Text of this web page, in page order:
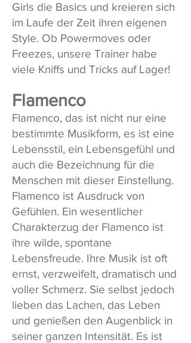
Girls die Basics und kreieren sich
im Laufe der Zeit ihren eigenen
Style. Ob Powermoves oder
Freezes, unsere Trainer habe
viele Kniffs und Tricks auf Lager!
Flamenco
Flamenco, das ist nicht nur eine
bestimmte Musikform, es ist eine
Lebensstil, ein Lebensgefühl und
auch die Bezeichnung für die
Menschen mit dieser Einstellung.
Flamenco ist Ausdruck von
Gefühlen. Ein wesentlicher
Charakterzug der Flamenco ist
ihre wilde, spontane
Lebensfreude. Ihre Musik ist oft
ernst, verzweifelt, dramatisch und
voller Schmerz. Sie selbst jedoch
lieben das Lachen, das Leben
und genießen den Augenblick in
seiner ganzen Intensität. Es ist